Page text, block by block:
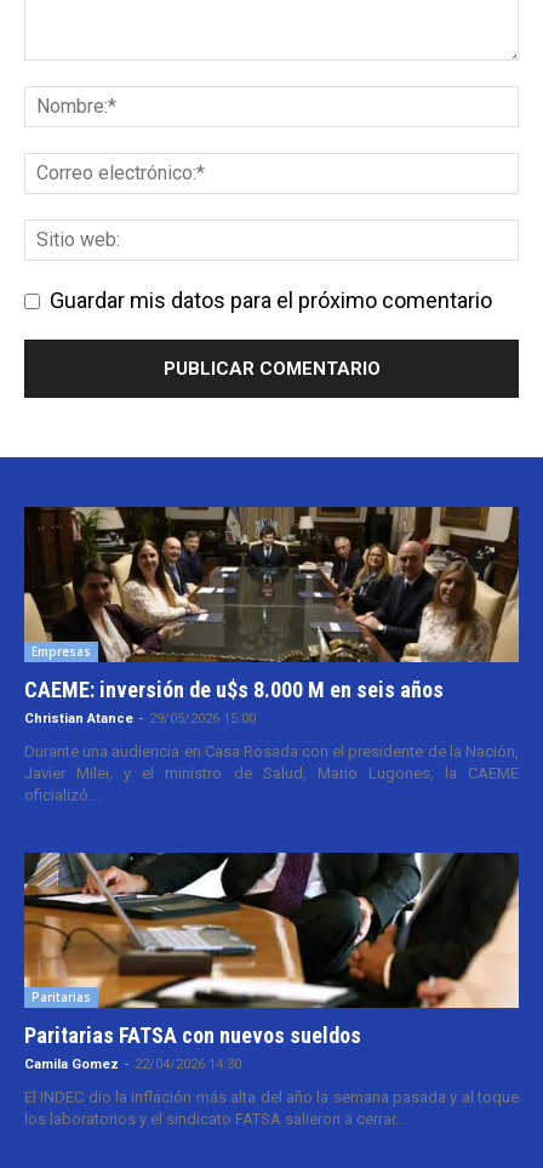
Guardar mis datos para el próximo comentario
Empresas
CAEME: inversión de u$s 8.000 M en seis años
Christian Atance - 29/05/2026 15:00
Durante una audiencia en Casa Rosada con el presidente de la Nación,
Javier Milei, y el ministro de Salud, Mario Lugones, la CAEME
oficializó...
Paritarias
Paritarias FATSA con nuevos sueldos
Camila Gomez - 22/04/2026 14:30
El INDEC dio la inflación más alta del año la semana pasada y al toque
los laboratorios y el sindicato FATSA salieron a cerrar...